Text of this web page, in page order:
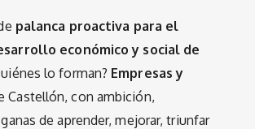
palanca proactiva para el
económico y social de
lo forman? Empresas y
Castellón, con ambición,
de aprender, mejorar, triunfar